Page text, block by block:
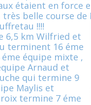
étaient en force
très belle course de
!!!!
6,5 km Wilfried et
terminent 16 éme
équipe mixte ,
Arnaud et
qui termine 9
Maylis et
termine 7 éme